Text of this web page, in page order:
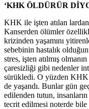
‘KHK ÖLDÜRÜR
KHK ile işten atılan
Kanserden ölümler
krizinden yaşamını
sebebinin hastalık
stres, işten atılmış
çaresizliği gibi nedenler
sürükledi. O yüzden
de yaşandı. Bunlar gün
edilenden tutun, insanların
tecrit edilmesi noterde